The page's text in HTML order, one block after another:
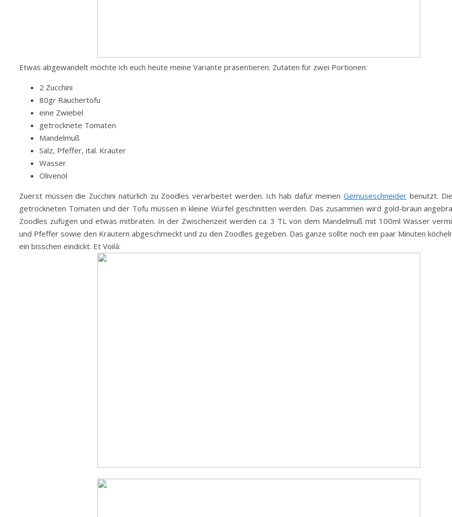
Etwas abgewandelt möchte ich euch heute meine Variante präsentieren. Zutaten für zwei Portionen:
2 Zucchini
80gr Räuchertofu
eine Zwiebel
getrocknete Tomaten
Mandelmuß
Salz, Pfeffer, ital. Kräuter
Wasser
Olivenöl
Zuerst müssen die Zucchini natürlich zu Zoodles verarbeitet werden. Ich hab dafür meinenGemüseschneider benutzt.
getrockneten Tomaten und der Tofu müssen in kleine Würfel geschnitten werden. Das zusammen wird gold-braun
Zoodles zufügen und etwas mitbraten. In der Zwischenzeit werden ca. 3 TL von dem Mandelmuß mit 100ml Wasser
und Pfeffer sowie den Kräutern abgeschmeckt und zu den Zoodles gegeben. Das ganze sollte noch ein paar Minuten
ein bisschen eindickt. Et Voilá: